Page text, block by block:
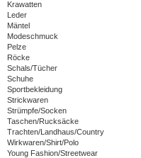
Krawatten
Leder
Mäntel
Modeschmuck
Pelze
Röcke
Schals/Tücher
Schuhe
Sportbekleidung
Strickwaren
Strümpfe/Socken
Taschen/Rucksäcke
Trachten/Landhaus/Country
Wirkwaren/Shirt/Polo
Young Fashion/Streetwear